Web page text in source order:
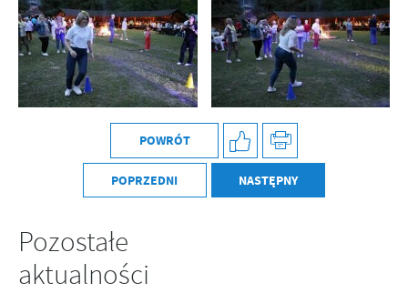
POWRÓT
POPRZEDNI NASTĘPNY
Pozostałe
aktualności